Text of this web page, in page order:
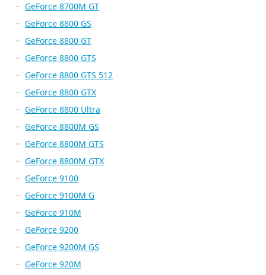
GeForce 8700M GT
GeForce 8800 GS
GeForce 8800 GT
GeForce 8800 GTS
GeForce 8800 GTS 512
GeForce 8800 GTX
GeForce 8800 Ultra
GeForce 8800M GS
GeForce 8800M GTS
GeForce 8800M GTX
GeForce 9100
GeForce 9100M G
GeForce 910M
GeForce 9200
GeForce 9200M GS
GeForce 920M